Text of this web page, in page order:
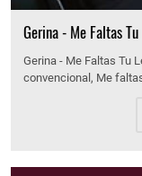
Gerina - Me Faltas Tu
Gerina - Me Faltas Tu
convencional, Me